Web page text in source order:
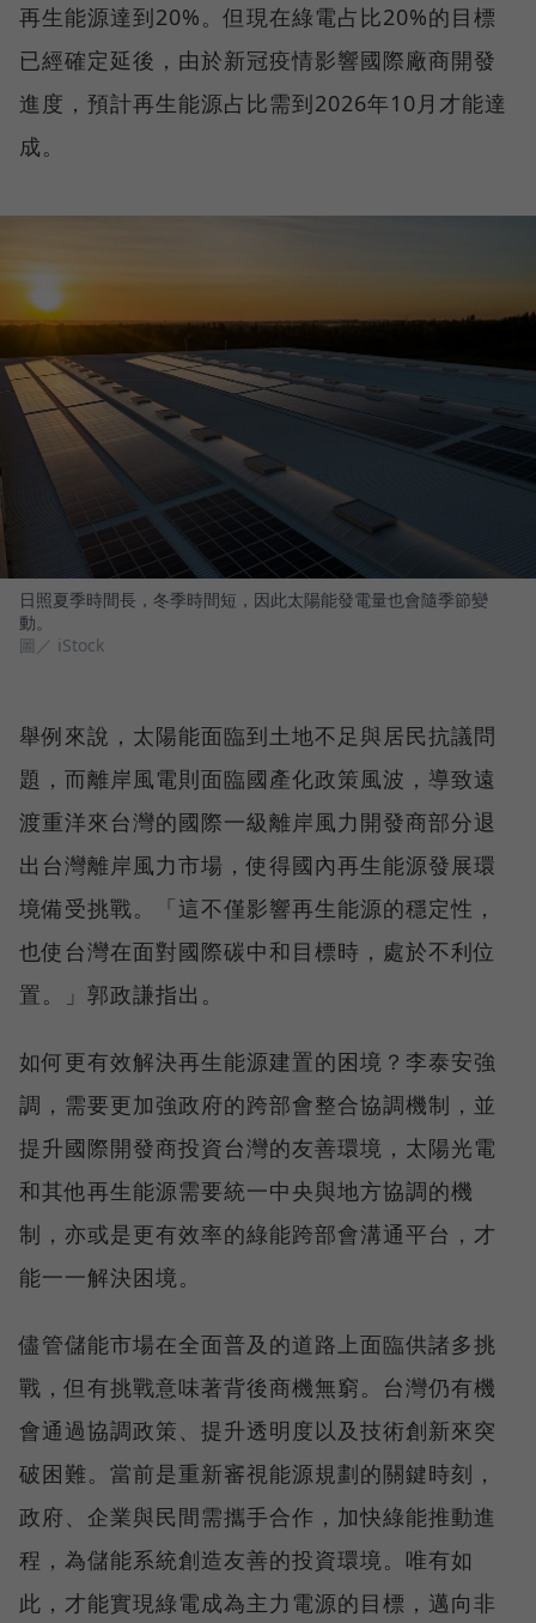
再生能源達到20%。但現在綠電占比20%的目標
已經確定延後，由於新冠疫情影響國際廠商開發
進度，預計再生能源占比需到2026年10月才能達
成。
日照夏季時間長，冬季時間短，因此太陽能發電量也會隨季節變
動。
圖／ iStock
舉例來說，太陽能面臨到土地不足與居民抗議問
題，而離岸風電則面臨國產化政策風波，導致遠
渡重洋來台灣的國際一級離岸風力開發商部分退
出台灣離岸風力市場，使得國內再生能源發展環
境備受挑戰。「這不僅影響再生能源的穩定性，
也使台灣在面對國際碳中和目標時，處於不利位
置。」郭政謙指出。
如何更有效解決再生能源建置的困境？李泰安強
調，需要更加強政府的跨部會整合協調機制，並
提升國際開發商投資台灣的友善環境，太陽光電
和其他再生能源需要統一中央與地方協調的機
制，亦或是更有效率的綠能跨部會溝通平台，才
能一一解決困境。
儘管儲能市場在全面普及的道路上面臨供諸多挑
戰，但有挑戰意味著背後商機無窮。台灣仍有機
會通過協調政策、提升透明度以及技術創新來突
破困難。當前是重新審視能源規劃的關鍵時刻，
政府、企業與民間需攜手合作，加快綠能推動進
程，為儲能系統創造友善的投資環境。唯有如
此，才能實現綠電成為主力電源的目標，邁向非